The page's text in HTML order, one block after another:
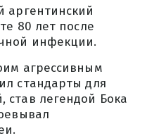
аргентинский
80 лет после
инфекции.
агрессивным
стандарты для
став легендой Бока